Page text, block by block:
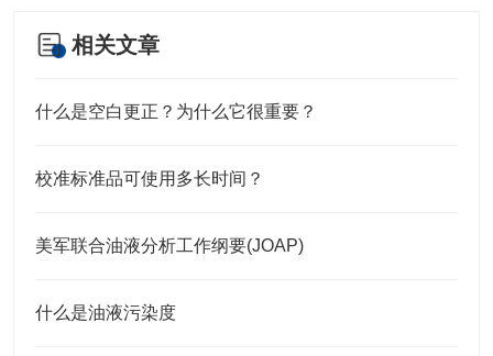
相关文章
什么是空白更正？为什么它很重要？
校准标准品可使用多长时间？
美军联合油液分析工作纲要(JOAP)
什么是油液污染度